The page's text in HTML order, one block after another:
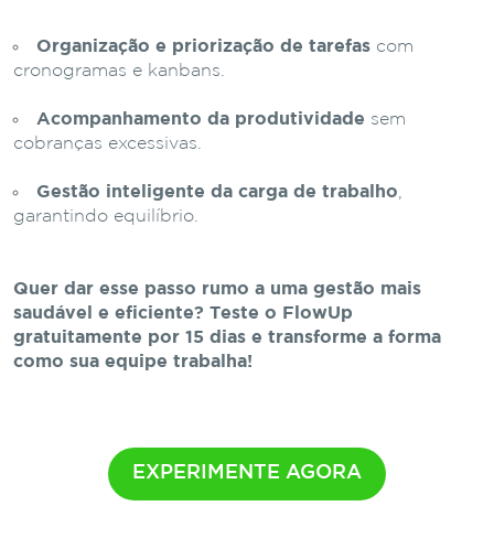
Organização e priorização de tarefas com
cronogramas e kanbans.
Acompanhamento da produtividade sem
cobranças excessivas.
Gestão inteligente da carga de trabalho
garantindo equilíbrio.
Quer dar esse passo rumo a uma gestão mais
saudável e eficiente? Teste o FlowUp
gratuitamente por 15 dias e transforme a forma
como sua equipe trabalha!
EXPERIMENTE AGORA